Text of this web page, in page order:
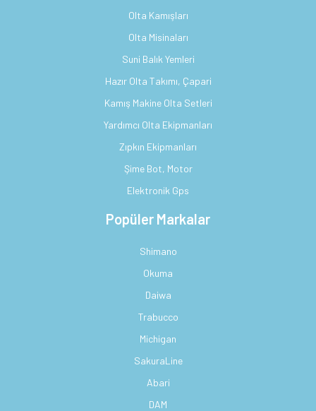
Olta Kamışları
Olta Misinaları
Suni Balık Yemleri
Hazır Olta Takımı, Çapari
Kamış Makine Olta Setleri
Yardımcı Olta Ekipmanları
Zıpkın Ekipmanları
Şime Bot, Motor
Elektronik Gps
Popüler Markalar
Shimano
Okuma
Daiwa
Trabucco
Michigan
SakuraLine
Abari
DAM